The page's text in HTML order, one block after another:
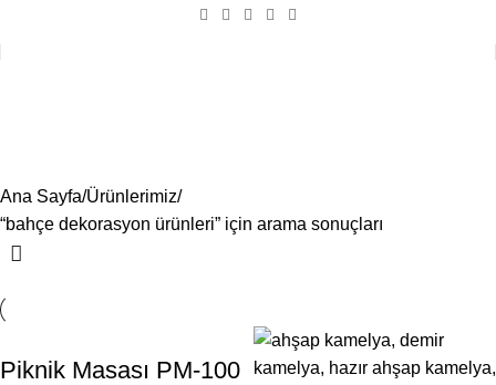
Ana Sayfa Ürünlerimiz
“bahçe dekorasyon ürünleri” için arama sonuçları
Piknik Masası PM-100